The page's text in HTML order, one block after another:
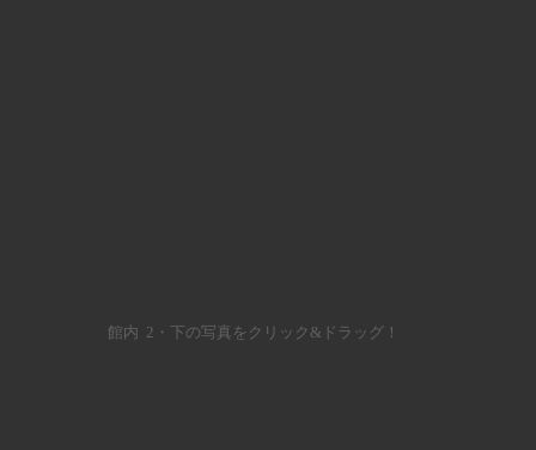
館内 2・下の写真をクリック&ドラッグ！